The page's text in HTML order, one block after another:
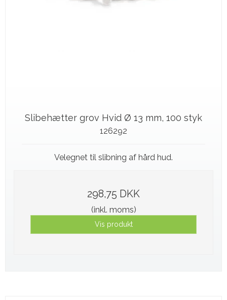
Slibehætter grov Hvid Ø 13 mm, 100 styk
126292
Velegnet til slibning af hård hud.
298,75 DKK
(inkl. moms)
Vis produkt